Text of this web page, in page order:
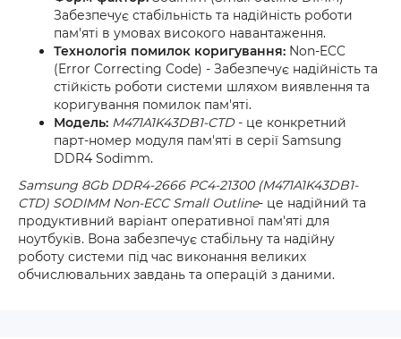
Забезпечує стабільність та надійність роботи
пам'яті в умовах високого навантаження.
Технологія помилок коригування: Non-ECC
(Error Correcting Code) - Забезпечує надійність та
стійкість роботи системи шляхом виявлення та
коригування помилок пам'яті.
Модель: M471A1K43DB1-CTD- це конкретний
парт-номер модуля пам'яті в серії Samsung
DDR4 Sodimm.
Samsung 8Gb DDR4-2666 PC4-21300 (M471A1K43DB1-
CTD) SODIMM Non-ECC Small Outline- це надійний та
продуктивний варіант оперативної пам'яті для
ноутбуків. Вона забезпечує стабільну та надійну
роботу системи під час виконання великих
обчислювальних завдань та операцій з даними.